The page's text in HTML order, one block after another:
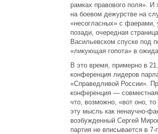
рамках правового поля». И
на боевом дежурстве на
«несогласных» с фаерами,
позади, очередная
Васильевском спуске под
«ликующая гопота» в
В это время, примерно в
конференция лидеров
«Справедливой России».
конференция —
что, возможно, «вот оно,
эту мысль как ненаучно-
возбужденный Сергей
партия не вписывается в